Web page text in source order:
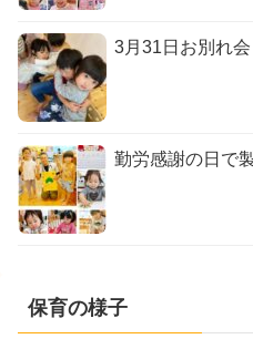
3月31日お別れ会
勤労感謝の日で
保育の様子